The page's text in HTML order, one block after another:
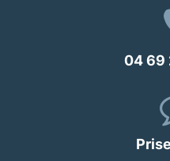
04 69